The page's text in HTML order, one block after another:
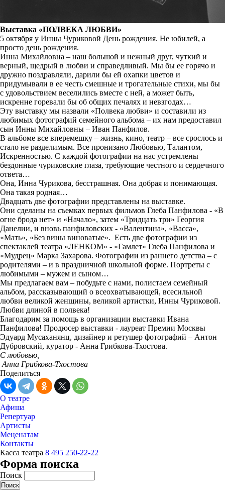
Выставка «ПОЛВЕКА ЛЮБВИ»
5 октября у Инны Чуриковой День рождения. Не юбилей, а
просто день рождения.
Инна Михайловна – наш большой и нежный друг, чуткий и
верный, щедрый в любви и справедливый. Мы бы ее горячо и
дружно поздравляли, дарили бы ей охапки цветов и
придумывали в ее честь смешные и трогательные стихи, мы бы
с удовольствием веселились вместе с ней, а может быть,
искренне горевали бы об общих печалях и невзгодах…
Эту выставку мы назвали «Полвека любви» и составили из
любимых фотографий семейного альбома – их нам предоставил
сын Инны Михайловны – Иван Панфилов.
В альбоме все вперемешку – жизнь, кино, театр – все срослось и
стало не разделимым. Все пронизано Любовью, Талантом,
Искренностью. С каждой фотографии на нас устремлены
бездонные чуриковские глаза, требующие честного и сердечного
ответа…
Она, Инна Чурикова, бесстрашная. Она добрая и понимающая.
Она такая родная…
Двадцать две фотографии представлены на выставке.
Они сделаны на съемках первых фильмов Глеба Панфилова - «В
огне брода нет» и «Начало», затем «Тридцать три» Георгия
Данелии, и вновь панфиловских - «Валентина», «Васса»,
«Мать», «Без вины виноватые». Есть две фотографии из
спектаклей театра «ЛЕНКОМ» - «Гамлет» Глеба Панфилова и
«Мудрец» Марка Захарова. Фотографии из раннего детства – с
родителями – и в праздничной школьной форме. Портреты с
любимыми – мужем и сыном…
Мы предлагаем вам – побудьте с нами, полистаем семейный
альбом, рассказывающий о всеохватывающей, всесильной
любви великой женщины, великой артистки, Инны Чуриковой.
Любви длиной в полвека!
Благодарим за помощь в организации выставки Ивана
Панфилова! Продюсер выставки - лауреат Премии Москвы
Эдуард Мусаханянц, дизайнер и ретушер фотографий – Антон
Дубровский, куратор - Анна Грибкова-Тхостова.
С любовью,
Анна Грибкова-Тхостова
Поделиться
О театре
Афиша
Репертуар
Артисты
Меценатам
Контакты
Касса театра 8 495 250-22-22
Форма поиска
Поиск